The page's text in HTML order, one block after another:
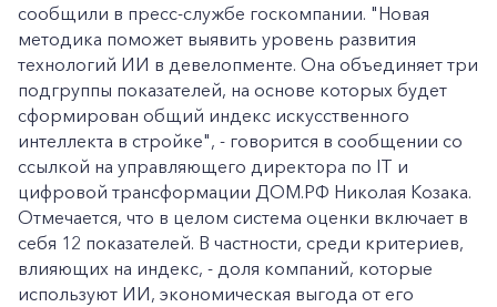
сообщили в пресс-службе госкомпании. "Новая
методика поможет выявить уровень развития
технологий ИИ в девелопменте. Она объединяет три
подгруппы показателей, на основе которых будет
сформирован общий индекс искусственного
интеллекта в стройке", - говорится в сообщении со
ссылкой на управляющего директора по IT и
цифровой трансформации ДОМ.РФ Николая Козака.
Отмечается, что в целом система оценки включает в
себя 12 показателей. В частности, среди критериев,
влияющих на индекс, - доля компаний, которые
используют ИИ, экономическая выгода от его